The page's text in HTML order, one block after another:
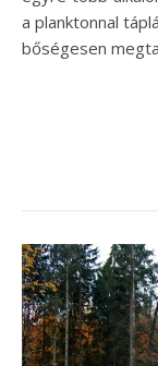
a planktonnal
bőségesen